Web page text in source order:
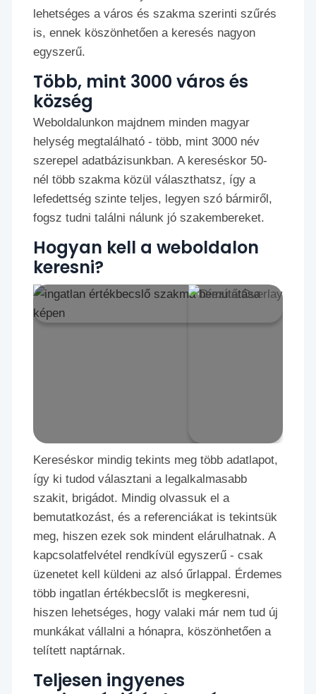
lehetséges a város és szakma szerinti szűrés
is, ennek köszönhetően a keresés nagyon
egyszerű.
Több, mint 3000 város és
község
Weboldalunkon majdnem minden magyar
helység megtalálható - több, mint 3000 név
szerepel adatbázisunkban. A kereséskor 50-
nél több szakma közül választhatsz, így a
lefedettség szinte teljes, legyen szó bármiről,
fogsz tudni találni nálunk jó szakembereket.
Hogyan kell a weboldalon
keresni?
Kereséskor mindig tekints meg több adatlapot,
így ki tudod választani a legalkalmasabb
szakit, brigádot. Mindig olvassuk el a
bemutatkozást, és a referenciákat is tekintsük
meg, hiszen ezek sok mindent elárulhatnak. A
kapcsolatfelvétel rendkívül egyszerű - csak
üzenetet kell küldeni az alsó űrlappal. Érdemes
több ingatlan értékbecslőt is megkeresni,
hiszen lehetséges, hogy valaki már nem tud új
munkákat vállalni a hónapra, köszönhetően a
telített naptárnak.
Teljesen ingyenes